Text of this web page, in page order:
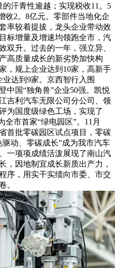
汗青性逾越；实现税收11。5
收2。8亿元。零部件当地化企
率较着提拔，龙头企业带动效
标增量及增速均领跑全市，汽
双升。过去的一年，强立异、
高质量成长的新劣势加快构
，规上企业达到10家，高新手
达到9家。京西智行入围
中国“独角兽”企业50强。凯悦
吉利汽车无限公司分公司、领
为国度级绿色工场，实现了
全市首家“绿电园区”。11月
首批零碳园区试点项目，零碳
动、零碳成长”成为我市汽车
一项项成绩活泼展现了南山汽
，因地制宜成长新质出产力，
序，用实干实绩向市委、市交
。